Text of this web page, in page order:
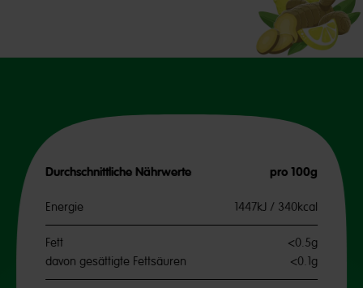
Durchschnittliche Nährwerte pro 100g
Energie 1447kJ / 340kcal
Fett
<0.5g
davon gesättigte Fettsäuren
<0.1g